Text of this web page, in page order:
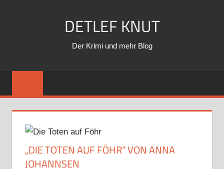
DETLEF KNUT
Der Krimi und mehr Blog
„DIE TOTEN AUF FÖHR“ VON ANNA
JOHANNSEN